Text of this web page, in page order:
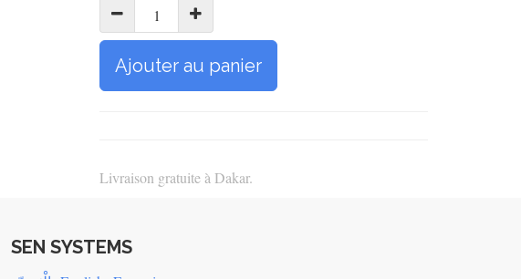
Ajouter au panier
Livraison gratuite à Dakar.
SEN SYSTEMS